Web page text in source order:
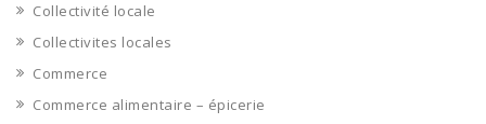
Collectivité locale
Collectivites locales
Commerce
Commerce alimentaire – épicerie